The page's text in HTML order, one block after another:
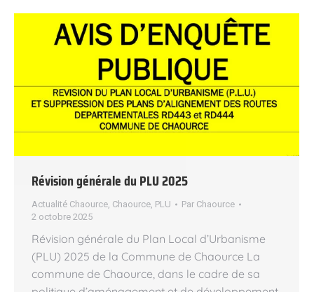
Révision générale du PLU 2025
Actualité Chaource Chaource PLU Par Chaource
2 octobre 2025
Révision générale du Plan Local d’Urbanisme
(PLU) 2025 de la Commune de Chaource La
commune de Chaource, dans le cadre de sa